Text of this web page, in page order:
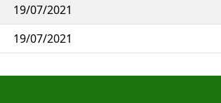
19/07/2021
19/07/2021